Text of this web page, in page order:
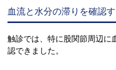
血流と水分の滞りを確認
触診では、特に股関節周辺に
認できました。